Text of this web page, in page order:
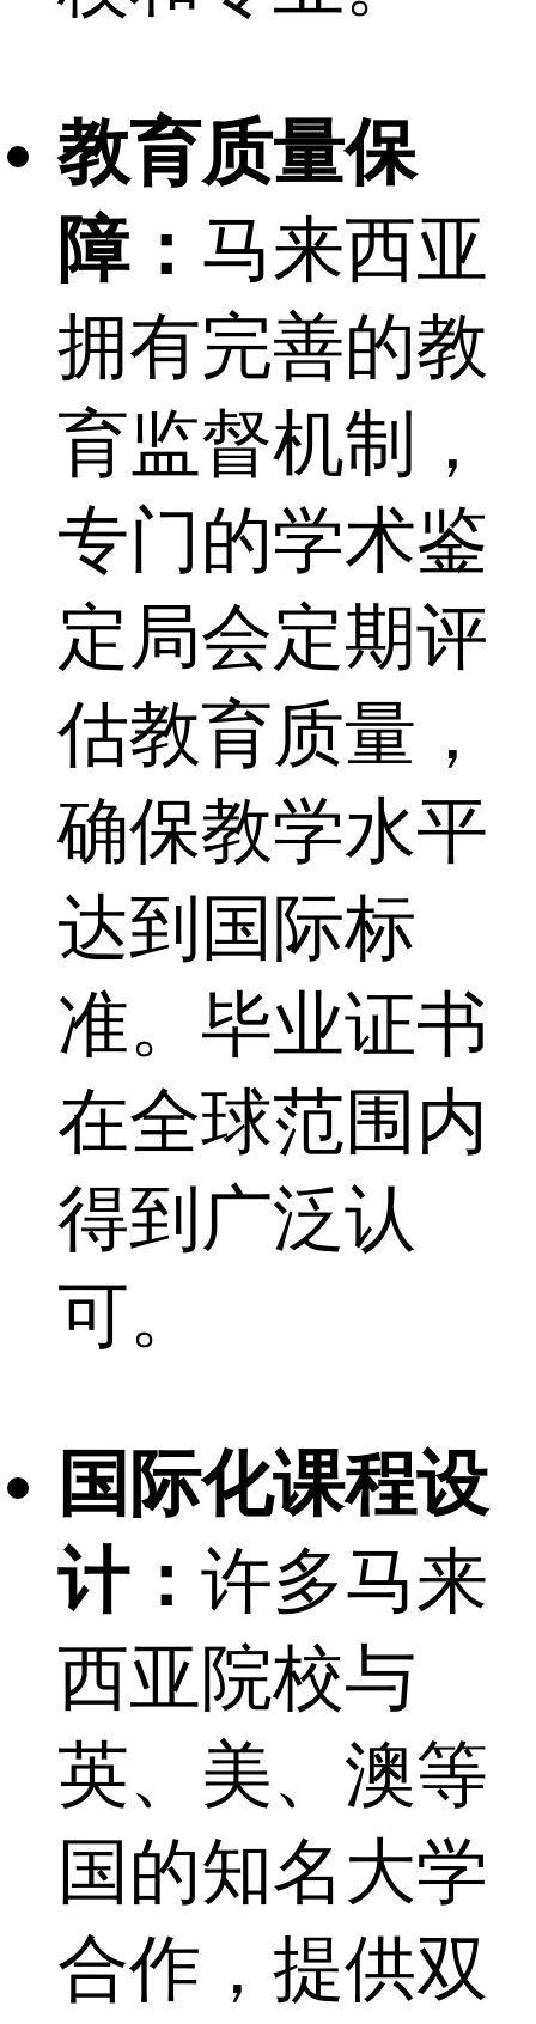
教育质量保
障： 马来西亚
拥有完善的教
育监督机制，
专门的学术鉴
定局会定期评
估教育质量，
确保教学水平
达到国际标
准。毕业证书
在全球范围内
得到广泛认
可。
国际化课程设
计： 许多马来
西亚院校与
英、美、澳等
国的知名大学
合作，提供双